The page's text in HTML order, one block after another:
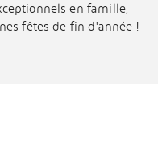
en famille,
fêtes de fin d'année !